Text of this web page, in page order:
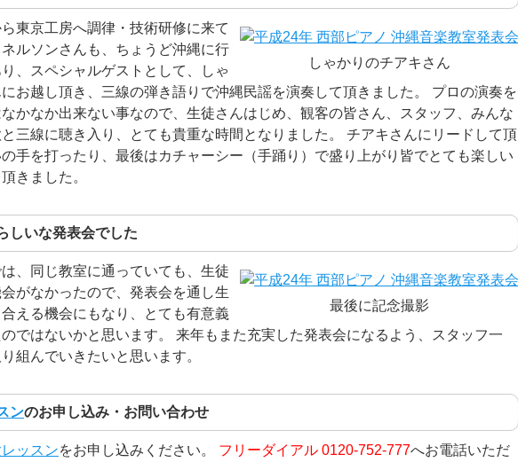
しゃかりのチアキさん
東京工房へ調律・技術研修に来て
ルソンさんも、ちょうど沖縄に行
、スペシャルゲストとして、しゃ
お越し頂き、三線の弾き語りで沖縄民謡を演奏して頂きました。 プロの演奏を
かなか出来ない事なので、生徒さんはじめ、観客の皆さん、スタッフ、みんな
三線に聴き入り、とても貴重な時間となりました。 チアキさんにリードして頂
手を打ったり、最後はカチャーシー（手踊り）で盛り上がり皆でとても楽しい
きました。
しいな発表会でした
最後に記念撮影
、同じ教室に通っていても、生徒
がなかったので、発表会を通し生
える機会にもなり、とても有意義
ではないかと思います。 来年もまた充実した発表会になるよう、スタッフ一
組んでいきたいと思います。
ンのお申し込み・お問い合わせ
ッスンをお申し込みください。 フリーダイアル 0120-752-777へお電話いただ